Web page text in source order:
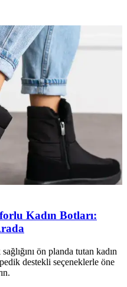
Kadın Botları:
ön planda tutan kadın
destekli seçeneklerle öne